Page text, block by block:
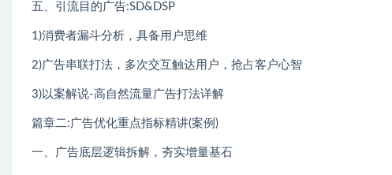
五、引流目的广告:SD&DSP
1)消费者漏斗分析，具备用户思维
2)广告串联打法，多次交互触达用户，抢占客户心智
3)以案解说-高自然流量广告打法详解
篇章二:广告优化重点指标精讲(案例)
一、广告底层逻辑拆解，夯实增量基石